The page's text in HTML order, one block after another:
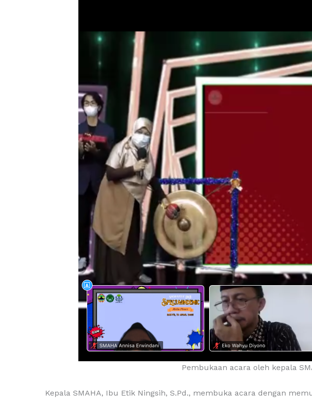
Pembukaan acara oleh kepala
Kepala SMAHA, Ibu Etik Ningsih, S.Pd., membuka acara dengan